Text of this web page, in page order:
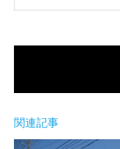
関連記事